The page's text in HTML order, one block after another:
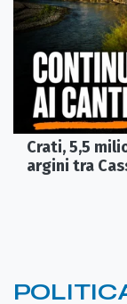
Crati, 5,5
argini tra